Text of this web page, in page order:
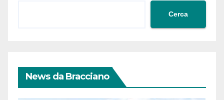
Cerca
News da Bracciano